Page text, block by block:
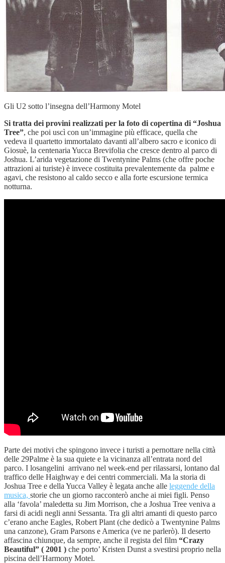
Gli U2 sotto l’insegna dell’Harmony Motel
Si tratta dei provini realizzati per la foto di copertina di “Joshua
Tree”, che poi uscì con un’immagine più efficace, quella che
vedeva il quartetto immortalato davanti all’albero sacro e iconico di
Giosuè, la centenaria Yucca Brevifolia che cresce dentro al parco di
Joshua. L’arida vegetazione di Twentynine Palms (che offre poche
attrazioni ai turiste) è invece costituita prevalentemente da palme e
agavi, che resistono al caldo secco e alla forte escursione termica
notturna.
Parte dei motivi che spingono invece i turisti a pernottare nella città
delle 29Palme è la sua quiete e la vicinanza all’entrata nord del
parco. I losangelini arrivano nel week-end per rilassarsi, lontano dal
traffico delle Haighway e dei centri commerciali. Ma la storia di
Joshua Tree e della Yucca Valley è legata anche alle leggende della
musica, storie che un giorno racconterò anche ai miei figli. Penso
alla ‘favola’ maledetta su Jim Morrison, che a Joshua Tree veniva a
farsi di acidi negli anni Sessanta. Tra gli altri amanti di questo parco
c’erano anche Eagles, Robert Plant (che dedicò a Twentynine Palms
una canzone), Gram Parsons e America (ve ne parlerò). Il deserto
affascina chiunque, da sempre, anche il regista del film “Crazy
Beautiful” ( 2001 ) che porto’ Kristen Dunst a svestirsi proprio nella
piscina dell’Harmony Motel.